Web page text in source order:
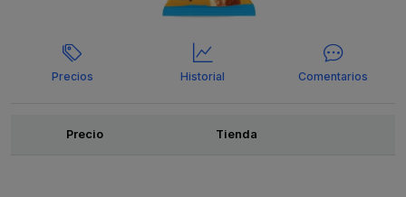
Precios Historial Comentarios
OfertasPrecio Tienda